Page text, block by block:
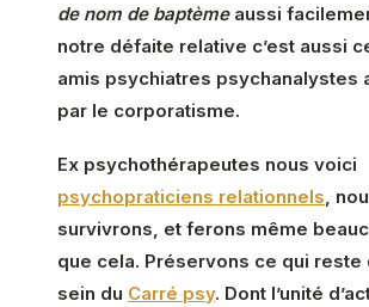
de nom de baptèmeaussi
notre défaite relative c’est aussi
amis psychiatres psychanalystes
par le corporatisme.
Ex psychothérapeutes nous voici
psychopraticiens relationnels,
survivrons, et ferons même
que cela. Préservons ce qui reste
sein du Carré psy. Dont l’unité